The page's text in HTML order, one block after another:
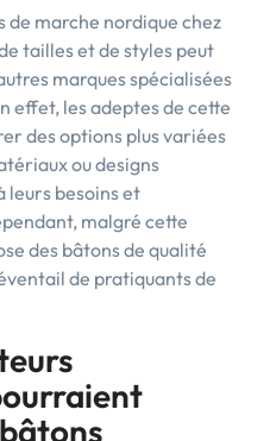
de marche nordique chez
tailles et de styles peut
marques spécialisées
effet, les adeptes de cette
des options plus variées
ou designs
leurs besoins et
malgré cette
des bâtons de qualité
de pratiquants de